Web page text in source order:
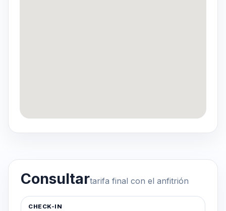
Consultartarifa final con el anfitrión
CHECK-IN